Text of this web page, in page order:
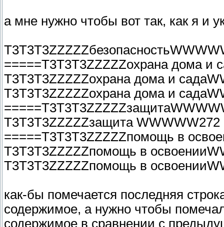
а мне нужно чтобы вот так, как я и
=====T3T3T3ZZZZZохрана дома и
T3T3T3ZZZZZохрана дома и
T3T3T3ZZZZZохрана дома и
T3T3T3ZZZZZзащита WWWWW272
=====T3T3T3ZZZZZпомощь в
T3T3T3ZZZZZпомощь в
T3T3T3ZZZZZпомощь в
как-бы помечается последняя
содержимое, а нужно чтобы
содержимое в сравнении с